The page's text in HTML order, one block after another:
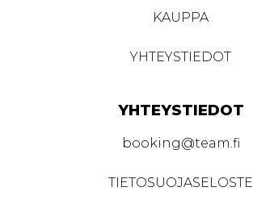
KAUPPA
YHTEYSTIEDOT
YHTEYSTIEDOT
booking@team.fi
TIETOSUOJASELOSTE